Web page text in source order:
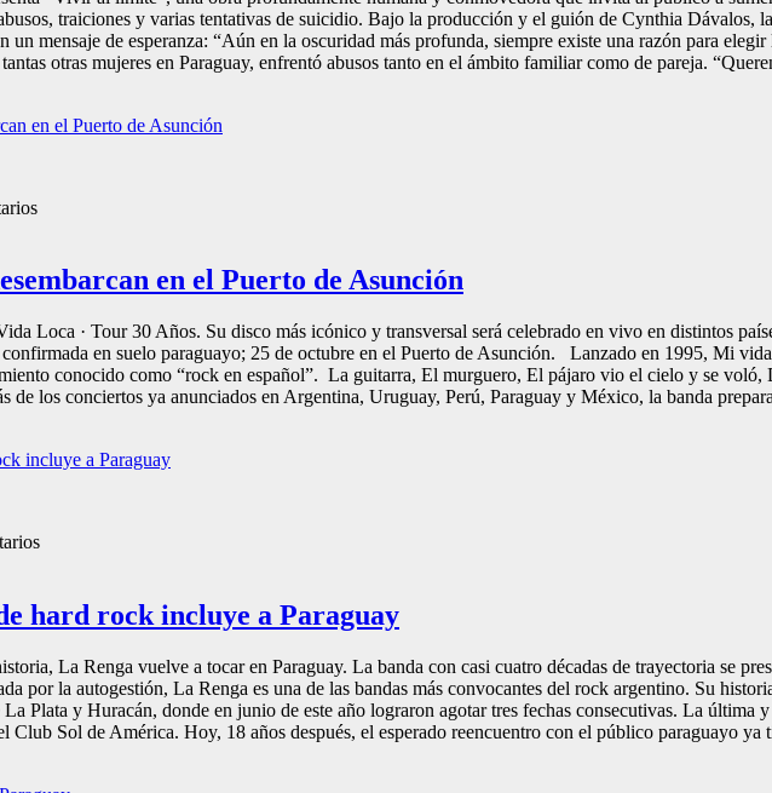
traiciones y varias tentativas de suicidio. Bajo la producción y el guión de Cynthia Dávalos,
un mensaje de esperanza: “Aún en la oscuridad más profunda, siempre existe una razón para
otras mujeres en Paraguay, enfrentó abusos tanto en el ámbito familiar como de pareja.
en el Puerto de Asunción
Loca · Tour 30 Años. Su disco más icónico y transversal será celebrado en vivo en distintos
en suelo paraguayo; 25 de octubre en el Puerto de Asunción. Lanzado en 1995, Mi
conocido como “rock en español”. La guitarra, El murguero, El pájaro vio el cielo y se voló,
de los conciertos ya anunciados en Argentina, Uruguay, Perú, Paraguay y México, la banda
hard rock incluye a Paraguay
La Renga vuelve a tocar en Paraguay. La banda con casi cuatro décadas de trayectoria se
por la autogestión, La Renga es una de las bandas más convocantes del rock argentino. Su
Plata y Huracán, donde en junio de este año lograron agotar tres fechas consecutivas. La última
Club Sol de América. Hoy, 18 años después, el esperado reencuentro con el público paraguayo ya